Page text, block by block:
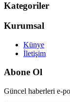
Kategoriler
Kurumsal
Künye
İletişim
Abone Ol
Güncel haberleri e-